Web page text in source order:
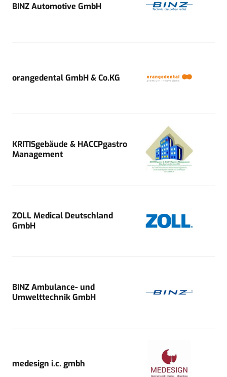
BINZ Automotive GmbH
orangedental GmbH & Co.KG
KRITISgebäude & HACCPgastro
Management
ZOLL Medical Deutschland
GmbH
BINZ Ambulance- und
Umwelttechnik GmbH
medesign i.c. gmbh